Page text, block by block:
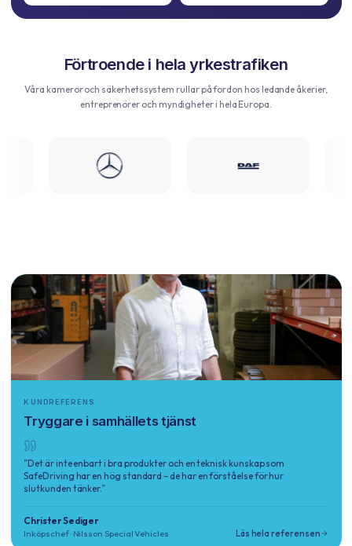
Förtroende i hela yrkestrafiken
Våra kameror och säkerhetssystem rullar på fordon hos ledande åkerier,
entreprenörer och myndigheter i hela Europa.
KUNDREFERENS
Tryggare i samhällets tjänst
”Det är inte enbart i bra produkter och en teknisk kunskap som
SafeDriving har en hög standard – de har en förståelse för hur
slutkunden tänker.”
Christer Sediger
Inköpschef· Nilsson Special Vehicles Läs hela referensen